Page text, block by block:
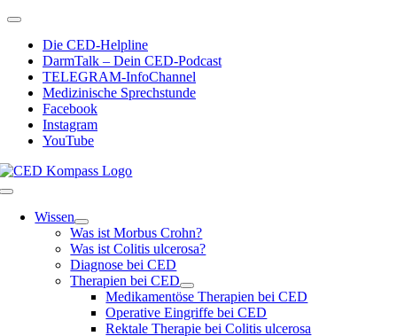
Zum
springen
Toggle
NavigationDie CED-Helpline
DarmTalk – Dein CED-Podcast
TELEGRAM-InfoChannel
Medizinische Sprechstunde
Facebook
Instagram
YouTube
Toggle
NavigationWissen
Was ist Morbus Crohn?
Was ist Colitis ulcerosa?
Diagnose bei CED
Therapien bei CED
Medikamentöse Therapien bei CED
Operative Eingriffe bei CED
Rektale Therapie bei Colitis ulcerosa